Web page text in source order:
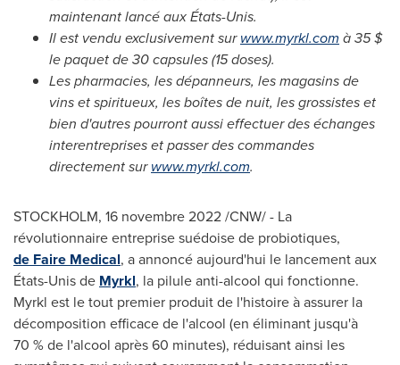
maintenant lancé aux États-Unis.
Il est vendu exclusivement surwww.myrkl.com à 35 $
le paquet de 30 capsules (15 doses).
Les pharmacies, les dépanneurs, les magasins de
vins et spiritueux, les boîtes de nuit, les grossistes et
bien d'autres pourront aussi effectuer des échanges
interentreprises et passer des commandes
directement surwww.myrkl.com.
STOCKHOLM, 16 novembre 2022/CNW/ - La
révolutionnaire entreprise suédoise de probiotiques,
de Faire Medical, a annoncé aujourd'hui le lancement aux
États-Unis de Myrkl, la pilule anti-alcool qui fonctionne.
Myrkl est le tout premier produit de l'histoire à assurer la
décomposition efficace de l'alcool (en éliminant jusqu'à
70 % de l'alcool après 60 minutes), réduisant ainsi les